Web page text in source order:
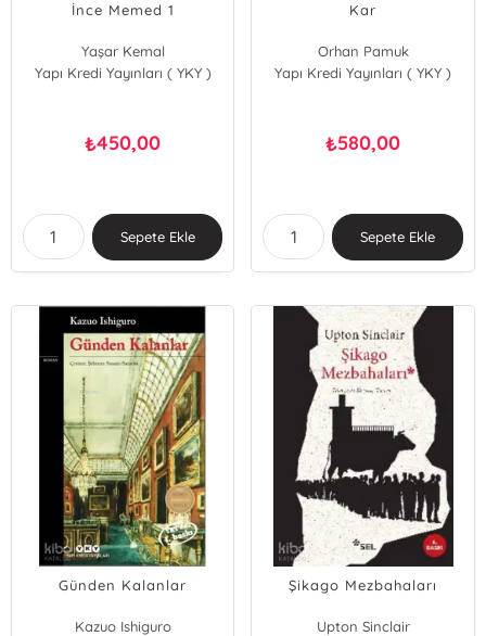
İnce Memed 1
Yaşar Kemal
Yapı Kredi Yayınları ( YKY )
₺450,00
Sepete Ekle
Kar
Orhan Pamuk
Yapı Kredi Yayınları ( YKY )
₺580,00
Sepete Ekle
Günden Kalanlar
Kazuo Ishiguro
Şikago Mezbahaları
Upton Sinclair